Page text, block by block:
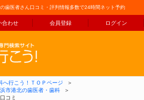
歯医者さん口コミ・評判情報多数で24時間ネット予約
合わせ 会員登録 ログイン
コンテンツへ移動
へ行こう！ＴＯＰページ
＞
市港北の歯医者・歯科
＞
口コミ